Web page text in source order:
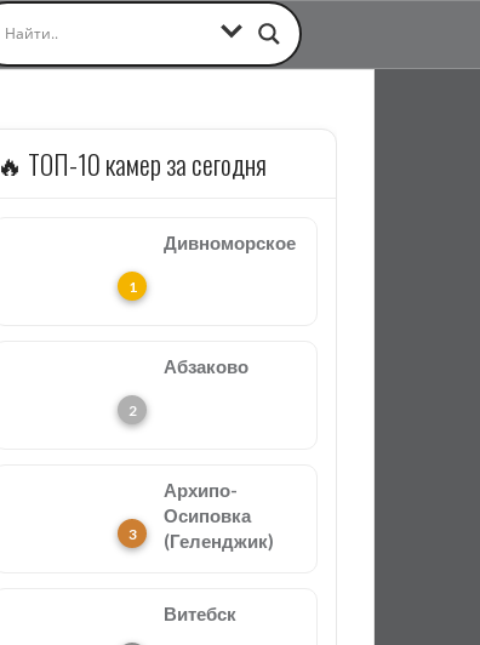
🔥 ТОП-10 камер за сегодня
Дивноморское
Абзаково
Архипо-
Осиповка
(Геленджик)
Витебск